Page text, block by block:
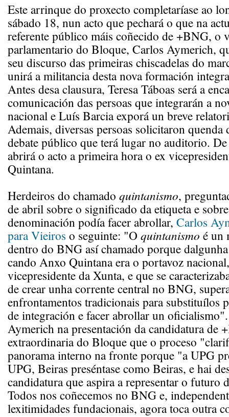
Este arrinque do proxecto completaríase ao
sábado 18, nun acto que pechará o que na
referente público máis coñecido de +BNG, o
parlamentario do Bloque, Carlos Aymerich,
seu discurso das primeiras chiscadelas do
unirá a militancia desta nova formación
Antes desa clausura, Teresa Táboas será a
comunicación das persoas que integrarán a
nacional e Luís Barcia exporá un breve
Ademais, diversas persoas solicitaron
debate público que terá lugar no auditorio.
abrirá o acto a primeira hora o ex
Quintana.
Herdeiros do chamado quintanismo,
de abril sobre o significado da etiqueta e
denominación podía facer abrollar, Carlos
para Vieiros o seguinte: "O quintanismo é un
dentro do BNG así chamado porque
cando Anxo Quintana era o portavoz
vicepresidente da Xunta, e que se
de crear unha corrente central no BNG,
enfrontamentos tradicionais para substituílos
de integración e facer abrollar un
Aymerich na presentación da candidatura de
extraordinaria do Bloque que o proceso
panorama interno na fronte porque "a UPG
UPG, Beiras preséntase como Beiras, e hai
candidatura que aspira a representar o futuro
Todos nos coñecemos no BNG e,
lexitimidades fundacionais, agora toca outra